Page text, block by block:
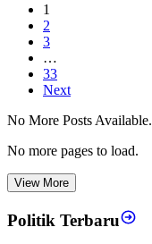
1
2
3
…
33
Next
No More Posts Available.
No more pages to load.
View More
Politik Terbaru